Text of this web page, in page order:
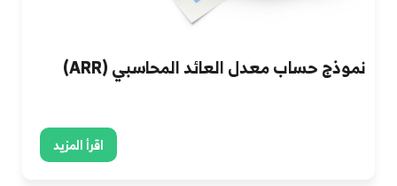
نموذج حساب معدل العائد المحاسبي (ARR)
اقرأ المزيد